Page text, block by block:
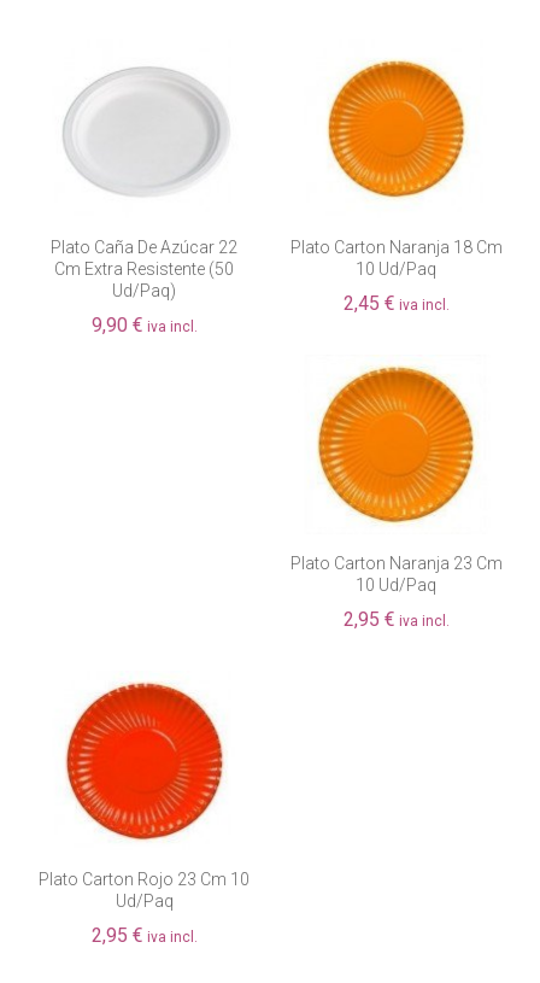
Plato Caña De Azúcar 22
Cm Extra Resistente (50
Ud/paq)
9,90 € iva incl.
Plato Carton Naranja 18 Cm
10 Ud/paq
2,45 € iva incl.
Plato Carton Naranja 23 Cm
10 Ud/paq
2,95 € iva incl.
Plato Carton Rojo 23 Cm 10
Ud/paq
2,95 € iva incl.